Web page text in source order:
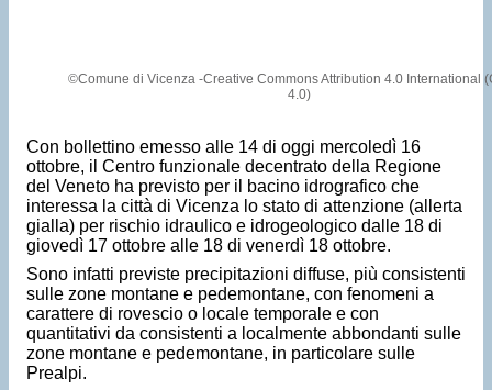
©Comune di Vicenza -Creative Commons Attribution 4.0 International
4.0)
Con bollettino emesso alle 14 di oggi mercoledì 16
ottobre, il Centro funzionale decentrato della Regione
del Veneto ha previsto per il bacino idrografico che
interessa la città di Vicenza lo stato di attenzione (allerta
gialla) per rischio idraulico e idrogeologico dalle 18 di
giovedì 17 ottobre alle 18 di venerdì 18 ottobre.
Sono infatti previste precipitazioni diffuse, più consistenti
sulle zone montane e pedemontane, con fenomeni a
carattere di rovescio o locale temporale e con
quantitativi da consistenti a localmente abbondanti sulle
zone montane e pedemontane, in particolare sulle
Prealpi.